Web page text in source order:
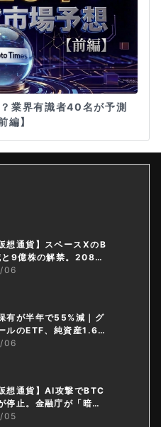
業界有識者40名が予測
編】
想通貨】スペースXのB
9億株の解禁。208億
が盗難
06
有が半年で55%減｜グ
ルのETF、純資産1.6億
06
想通貨】AI攻撃でBTC
停止。金融庁が「暗号
ーブルコイン課」新設
05